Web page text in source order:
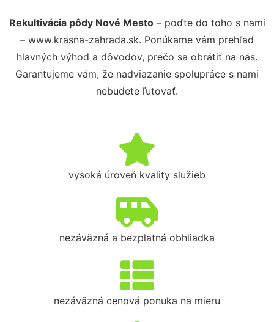
Rekultivácia pôdy Nové Mesto– poďte do toho s nami
– www.krasna-zahrada.sk. Ponúkame vám prehľad
hlavných výhod a dôvodov, prečo sa obrátiť na nás.
Garantujeme vám, že nadviazanie spolupráce s nami
nebudete ľutovať.
vysoká úroveň kvality služieb
nezáväzná a bezplatná obhliadka
nezáväzná cenová ponuka na mieru